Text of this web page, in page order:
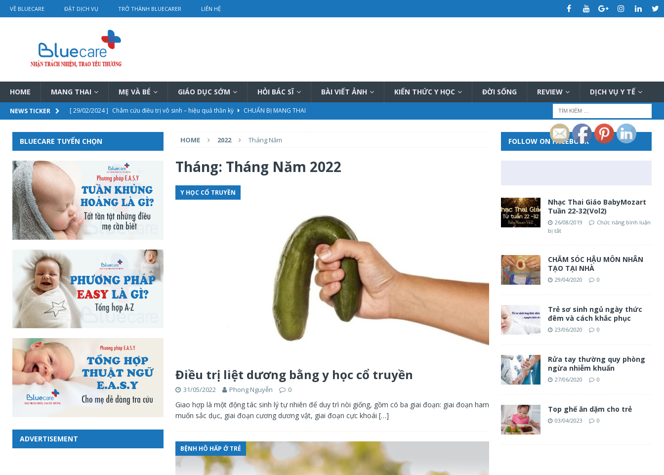
VỀ BLUECARE ĐẶT DỊCH VỤ TRỞ THÀNH BLUECARER LIÊN HỆ
HOME MANG THAI MẸ VÀ BÉ GIÁO DỤC SỚM HỎI BÁC SĨ BÀI VIẾT ẢNH KIẾN THỨC Y HỌC ĐỜI SỐNG REVIEW DỊCH VỤ Y TẾ
NEWS TICKER [ 29/02/2024 ] Châm cứu điều trị vô sinh – hiệu quả thần kỳ
CHUẨN BỊ MANG THAI
[ 28/02/2024 ]
Điều trị tắc tia sữa bằng vật lý trị liệu hiệu quả
PHƯƠNG PHÁP THÔNG TẮC TIA SỮA
Chi tiết bảng giá dịch vụ thông tắc tia sữa tại nhà tốt nhất hiện nay
PHƯƠNG PHÁP THÔNG TẮC TIA SỮA
[ 01/03/2024 ] Rơ lưỡi cho trẻ sơ sinh hướng dẫn chi tiết, đầy đủ KIẾN THỨC CHUNG CHĂM SÓC TRẺ SƠ SINH
HOME 2022 Tháng Năm
Tháng: Tháng Năm 2022
Y HỌC CỔ TRUYỀN
Điều trị liệt dương bằng y học cổ truyền
31/05/2022 Phong Nguyễn 0
Giao hợp là một động tác sinh lý tự nhiên để duy trì nòi giống, gồm có ba giai đoạn: giai đoạn ham
muốn sắc dục, giai đoạn cương dương vật, giai đoạn cực khoái […]
BỆNH HÔ HẤP Ở TRẺ
BLUECARE TUYỂN CHỌN
ADVERTISEMENT
FOLLOW ON FACEBOOK
Nhạc Thai Giáo BabyMozart
Tuần 22-32(Vol2)
26/08/2019
Chức năng bình luận
bị tắt
CHĂM SÓC HẬU MÔN NHÂN
TẠO TẠI NHÀ
29/04/2020 0
Trẻ sơ sinh ngủ ngày thức
đêm và cách khắc phục
23/06/2020 0
Rửa tay thường quy phòng
ngừa nhiễm khuẩn
27/06/2020 0
Top ghế ăn dặm cho trẻ
03/04/2023 0